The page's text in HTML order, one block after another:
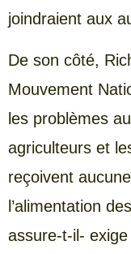
joindraient aux
De son côté,
Mouvement
les problèmes
agriculteurs et
reçoivent
l’alimentation
assure-t-il-